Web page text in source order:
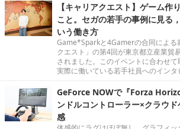
【キャリアクエスト】ゲーム作
こと。セガの若手の事例に見る
いう働き方
Game*Sparkと4Gamerの合同による
クエスト」の第4回が東京都立産業貿
されました。このイベントに合わせ
実際に働いている若手社員へのインタ
GeForce NOWで『Forza
ンドルコントローラー×クラウ
感